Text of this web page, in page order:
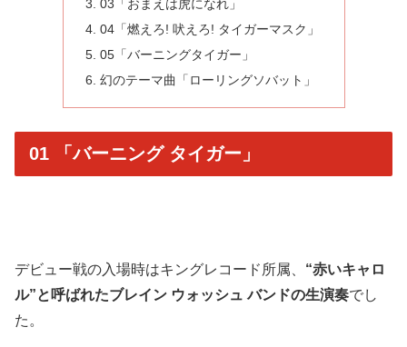
03「おまえは虎になれ」
04「燃えろ! 吠えろ! タイガーマスク」
05「バーニングタイガー」
幻のテーマ曲「ローリングソバット」
01 「バーニング タイガー」
デビュー戦の入場時はキングレコード所属、 “赤いキャロ
ル”と呼ばれたブレイン ウォッシュ バンドの生演奏でし
た。